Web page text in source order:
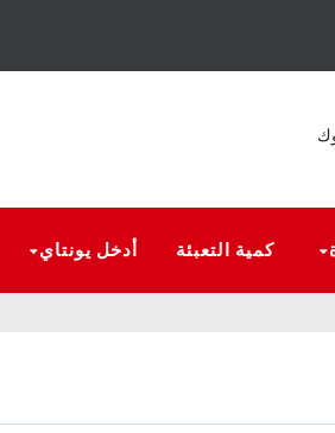
كمية التعبئة أدخل يونتاي